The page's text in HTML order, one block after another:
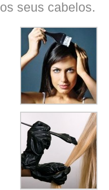
os seus cabelos.